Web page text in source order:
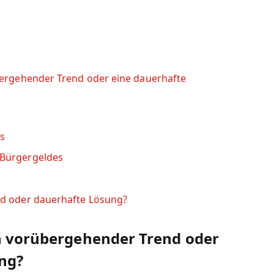
Trend oder eine dauerhafte
oder dauerhafte Lösung?
Trend oder